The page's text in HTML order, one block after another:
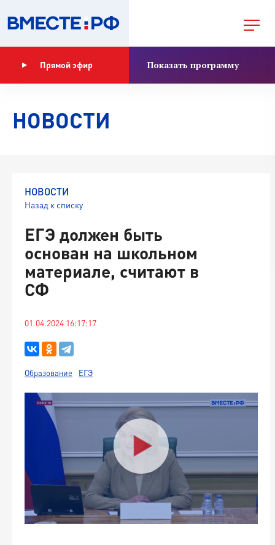
Прямой эфир Показать программу
НОВОСТИ
НОВОСТИ
Назад к списку
ЕГЭ должен быть
основан на школьном
материале, считают в
СФ
01.04.2024 16:17:17
Образование ЕГЭ